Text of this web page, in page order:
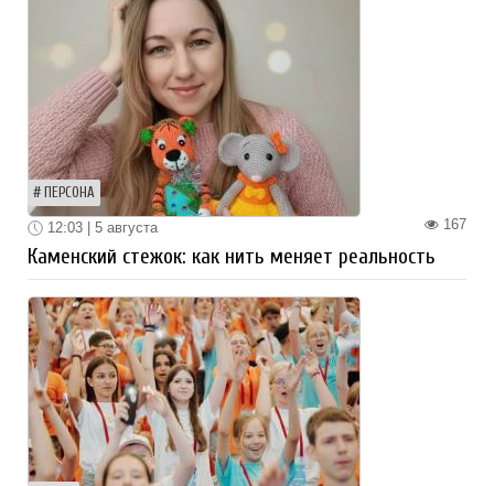
ПЕРСОНА
167
12:03 | 5 августа
Каменский стежок: как нить меняет реальность